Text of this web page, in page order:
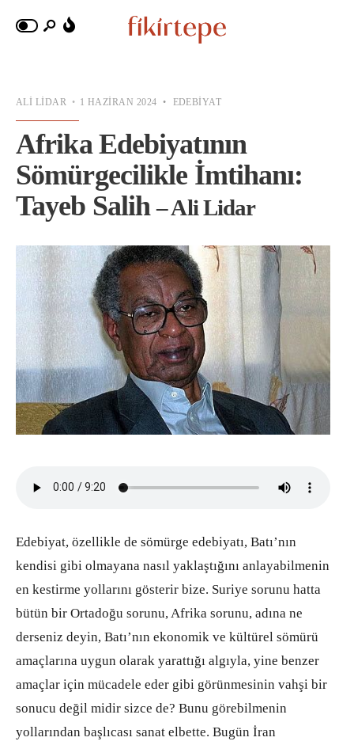
ALI LIDAR • 1 HAZIRAN 2024 • EDEBIYAT
Afrika Edebiyatının
Sömürgecilikle İmtihanı:
Tayeb Salih– Ali Lidar
Edebiyat, özellikle de sömürge edebiyatı, Batı’nın
kendisi gibi olmayana nasıl yaklaştığını anlayabilmenin
en kestirme yollarını gösterir bize. Suriye sorunu hatta
bütün bir Ortadoğu sorunu, Afrika sorunu, adına ne
derseniz deyin, Batı’nın ekonomik ve kültürel sömürü
amaçlarına uygun olarak yarattığı algıyla, yine benzer
amaçlar için mücadele eder gibi görünmesinin vahşi bir
sonucu değil midir sizce de? Bunu görebilmenin
yollarından başlıcası sanat elbette. Bugün İran